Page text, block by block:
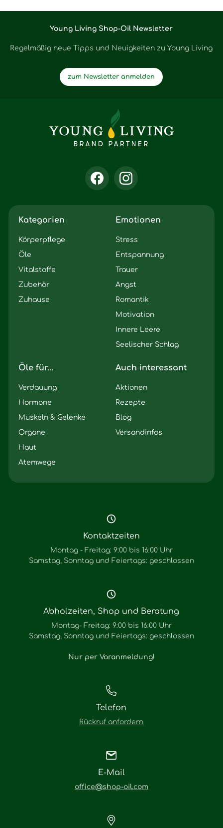
Young Living Shop-Oil Newsletter
Regelmäßig neue Tipps und Neuigkeiten zu Young Living
zum Newsletter anmelden
Kategorien
Körperpflege
Öle
Vitalstoffe
Zubehör
Zuhause
Emotionen
Stress
Entspannung
Trauer
Angst
Romantik
Motivation
Innere Leere
Seelischer Schlag
Öle für...
Verdauung
Hormone
Muskeln & Gelenke
Organe
Haut
Atemwege
Auch interessant
Aktionen
Rezepte
Blog
Versandinfos
Kontaktzeiten
Montag - Freitag: 9:00 bis 16:00 Uhr
Samstag, Sonntag und Feiertags: geschlossen
Abholzeiten, Shop und Beratung
Montag- Freitag: 9:00 bis 16:00 Uhr
Samstag, Sonntag und Feiertags: geschlossen
Nur per Voranmeldung!
Telefon
Rückruf anfordern
E-Mail
office@shop-oil.com